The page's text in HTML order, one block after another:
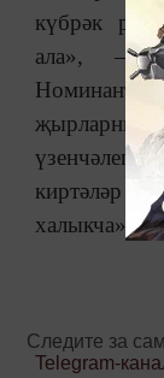
күбрәк
ала», ‒
җырларны
үзенчәлеге
киртәләр
халыкча», ‒
Следите за
Telegram-